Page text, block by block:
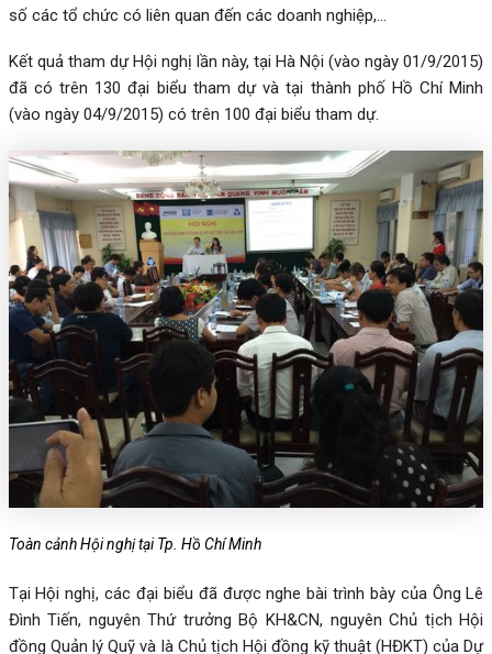
số các tổ chức có liên quan đến các doanh nghiệp,…
Kết quả tham dự Hội nghị lần này, tại Hà Nội (vào ngày 01/9/2015)
đã có trên 130 đại biểu tham dự và tại thành phố Hồ Chí Minh
(vào ngày 04/9/2015) có trên 100 đại biểu tham dự.
Toàn cảnh Hội nghị tại Tp. Hồ Chí Minh
Tại Hội nghị, các đại biểu đã được nghe bài trình bày của Ông Lê
Đình Tiến, nguyên Thứ trưởng Bộ KH&CN, nguyên Chủ tịch Hội
đồng Quản lý Quỹ và là Chủ tịch Hội đồng kỹ thuật (HĐKT) của Dự